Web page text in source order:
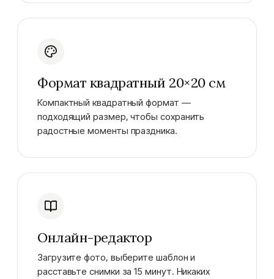
Формат квадратный 20×20 см
Компактный квадратный формат —
подходящий размер, чтобы сохранить
радостные моменты праздника.
Онлайн-редактор
Загрузите фото, выберите шаблон и
расставьте снимки за 15 минут. Никаких